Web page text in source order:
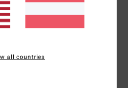
60 % Baumwolle, 40 %
all countries